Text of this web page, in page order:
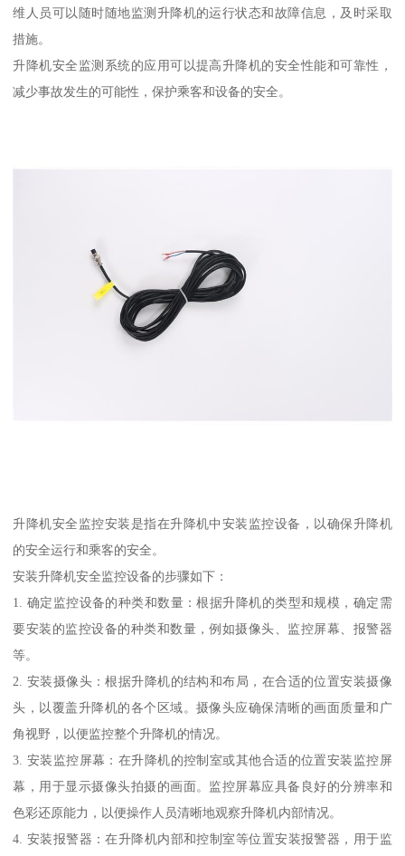
维人员可以随时随地监测升降机的运行状态和故障信息，及时采取
措施。
升降机安全监测系统的应用可以提高升降机的安全性能和可靠性，
减少事故发生的可能性，保护乘客和设备的安全。
升降机安全监控安装是指在升降机中安装监控设备，以确保升降机
的安全运行和乘客的安全。
安装升降机安全监控设备的步骤如下：
1. 确定监控设备的种类和数量：根据升降机的类型和规模，确定需
要安装的监控设备的种类和数量，例如摄像头、监控屏幕、报警器
等。
2. 安装摄像头：根据升降机的结构和布局，在合适的位置安装摄像
头，以覆盖升降机的各个区域。摄像头应确保清晰的画面质量和广
角视野，以便监控整个升降机的情况。
3. 安装监控屏幕：在升降机的控制室或其他合适的位置安装监控屏
幕，用于显示摄像头拍摄的画面。监控屏幕应具备良好的分辨率和
色彩还原能力，以便操作人员清晰地观察升降机内部情况。
4. 安装报警器：在升降机内部和控制室等位置安装报警器，用于监